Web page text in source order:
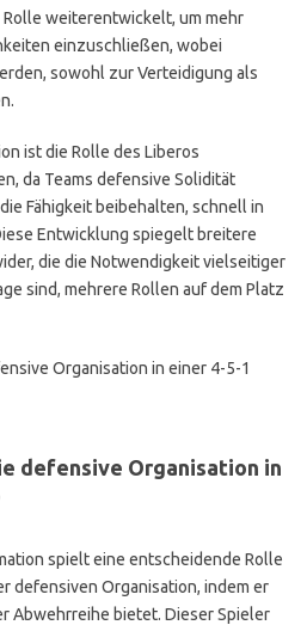
Rolle weiterentwickelt, um mehr
einzuschließen, wobei
sowohl zur Verteidigung als
ist die Rolle des Liberos
da Teams defensive Solidität
Fähigkeit beibehalten, schnell in
Entwicklung spiegelt breitere
die die Notwendigkeit vielseitiger
sind, mehrere Rollen auf dem Platz
defensive Organisation in
spielt eine entscheidende Rolle
defensiven Organisation, indem er
Abwehrreihe bietet. Dieser Spieler